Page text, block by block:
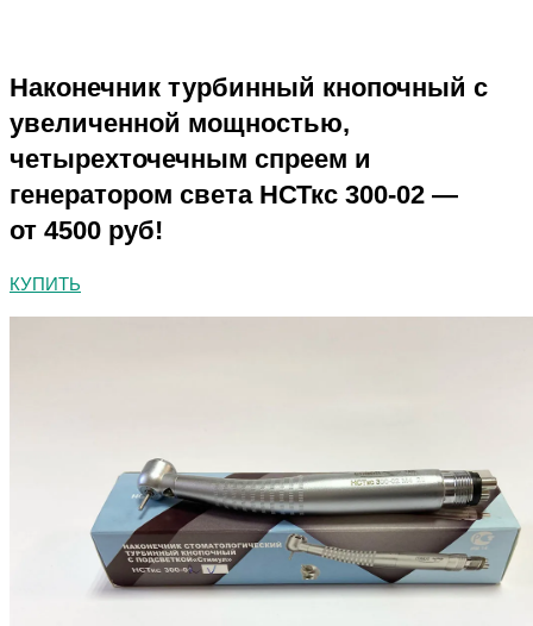
Наконечник турбинный кнопочный с
увеличенной мощностью,
четырехточечным спреем и
генератором света НСТкс 300-02 —
от 4500 руб!
КУПИТЬ